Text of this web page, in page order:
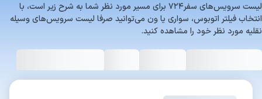
لیست سرویس‌های سفر۷۲۴ برای مسیر مورد نظر شما به شرح زیر است، با
انتخاب فیلتر اتوبوس، سواری یا ون می‌توانید صرفا لیست سرویس‌های وسیله
نقلیه مورد نظر خود را مشاهده کنید.